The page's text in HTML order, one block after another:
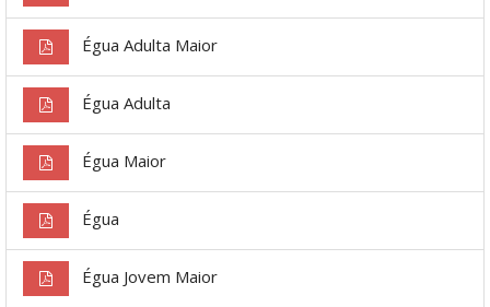
Égua Adulta Maior
Égua Adulta
Égua Maior
Égua
Égua Jovem Maior